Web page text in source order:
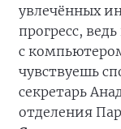
увлечённых
прогресс,
с
чувствуешь
секретарь
отделения